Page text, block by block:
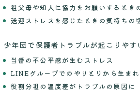
祖父母や知人に協力をお願いするとき
送迎ストレスを感じたときの気持ちの
少年団で保護者トラブルが起こりやす
当番の不公平感が生むストレス
LINEグループでのやりとりから生ま
役割分担の温度差がトラブルの原因に